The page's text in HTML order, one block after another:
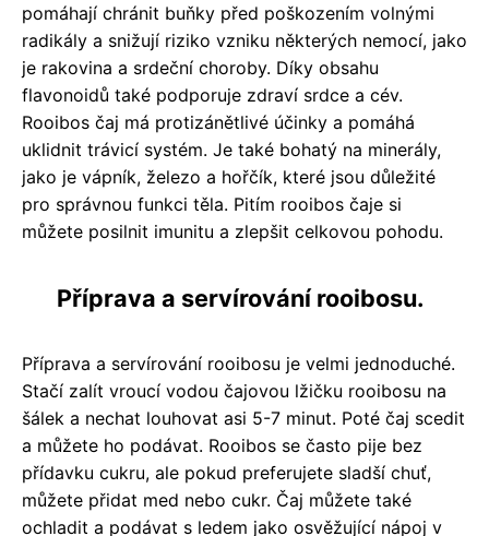
pomáhají chránit buňky před poškozením volnými
radikály a snižují riziko vzniku některých nemocí, jako
je rakovina a srdeční choroby. Díky obsahu
flavonoidů také podporuje zdraví srdce a cév.
Rooibos čaj má protizánětlivé účinky a pomáhá
uklidnit trávicí systém. Je také bohatý na minerály,
jako je vápník, železo a hořčík, které jsou důležité
pro správnou funkci těla. Pitím rooibos čaje si
můžete posilnit imunitu a zlepšit celkovou pohodu.
Příprava a servírování rooibosu.
Příprava a servírování rooibosu je velmi jednoduché.
Stačí zalít vroucí vodou čajovou lžičku rooibosu na
šálek a nechat louhovat asi 5-7 minut. Poté čaj scedit
a můžete ho podávat. Rooibos se často pije bez
přídavku cukru, ale pokud preferujete sladší chuť,
můžete přidat med nebo cukr. Čaj můžete také
ochladit a podávat s ledem jako osvěžující nápoj v